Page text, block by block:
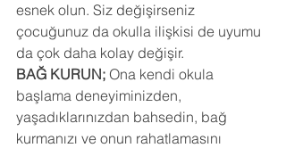
esnek olun. Siz değişirseniz
çocuğunuz da okulla ilişkisi de uyumu
da çok daha kolay değişir.
BAĞ KURUN; Ona kendi okula
başlama deneyiminizden,
yaşadıklarınızdan bahsedin, bağ
kurmanızı ve onun rahatlamasını